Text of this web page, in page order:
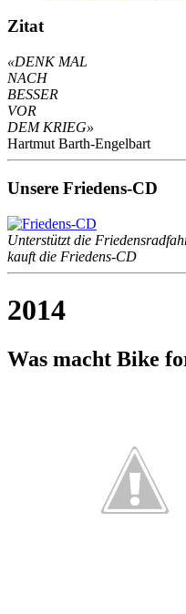
Zitat
«DENK MAL
NACH
BESSER
VOR
DEM KRIEG»
Hartmut Barth-Engelbart
Unsere Friedens-CD
Unterstützt die
kauft die Friedens-CD
2014
Was macht Bike